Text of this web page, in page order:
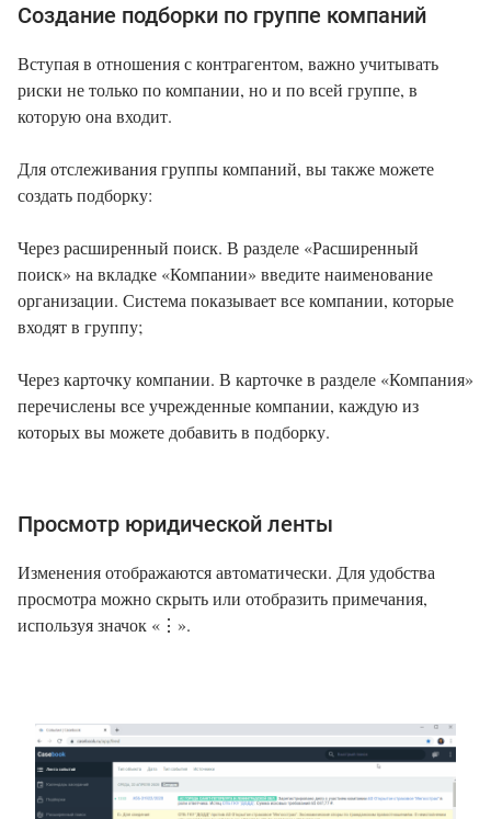
Создание подборки по группе компаний
Вступая в отношения с контрагентом, важно учитывать
риски не только по компании, но и по всей группе, в
которую она входит.
Для отслеживания группы компаний, вы также можете
создать подборку:
Через расширенный поиск. В разделе «Расширенный
поиск» на вкладке «Компании» введите наименование
организации. Система показывает все компании, которые
входят в группу;
Через карточку компании. В карточке в разделе «Компания»
перечислены все учрежденные компании, каждую из
которых вы можете добавить в подборку.
Просмотр юридической ленты
Изменения отображаются автоматически. Для удобства
просмотра можно скрыть или отобразить примечания,
используя значок «⋮».